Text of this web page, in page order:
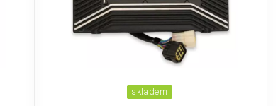
skladem